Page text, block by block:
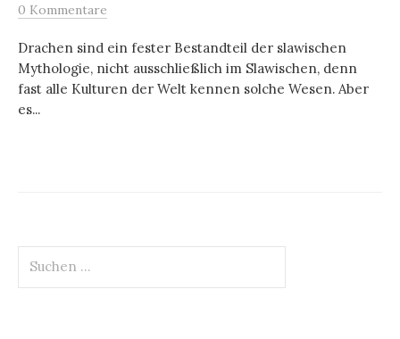
0 Kommentare
Drachen sind ein fester Bestandteil der slawischen
Mythologie, nicht ausschließlich im Slawischen, denn
fast alle Kulturen der Welt kennen solche Wesen. Aber
es...
nach: